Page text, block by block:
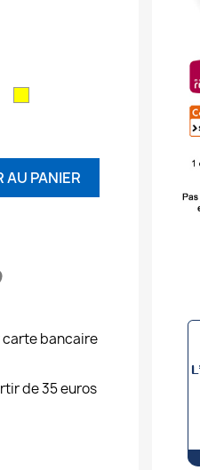
Jaune
AU PANIER
carte bancaire
de 35 euros